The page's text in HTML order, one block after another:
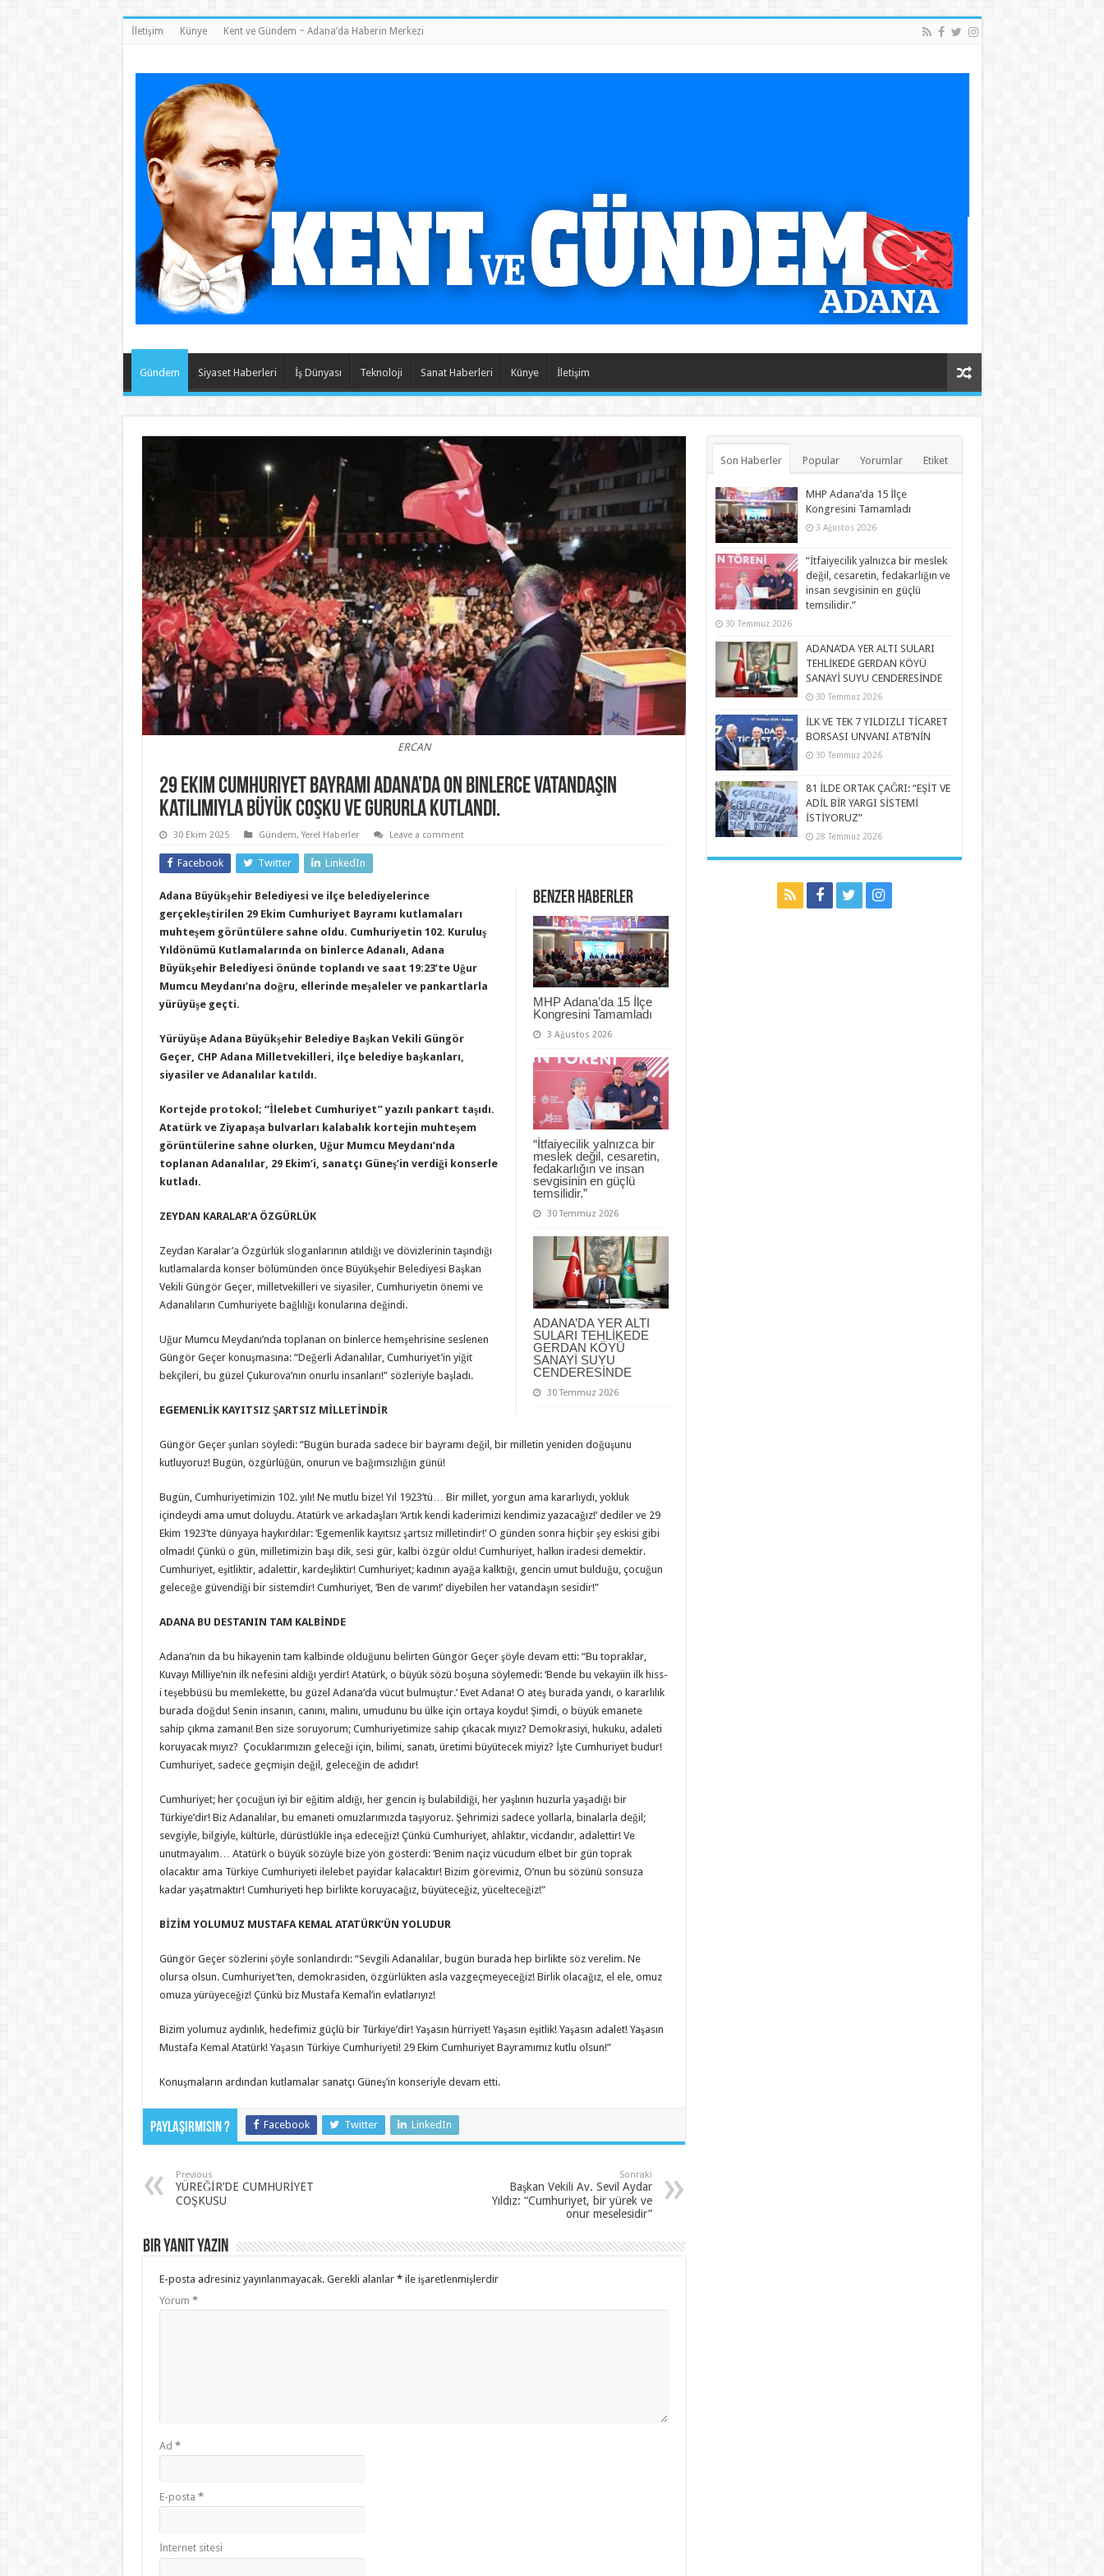
İletişim Künye Kent ve Gündem ~ Adana’da Haberin Merkezi
Gündem Siyaset Haberleri İş Dünyası Teknoloji Sanat Haberleri Künye İletişim
ERCAN
29 Ekim Cumhuriyet Bayramı Adana’da on binlerce vatandaşın
katılımıyla büyük coşku ve gururla kutlandı.
30 Ekim 2025 Gündem,Yerel Haberler Leave a comment
Facebook Twitter LinkedIn
Benzer Haberler
MHP Adana’da 15 İlçe
Kongresini Tamamladı
3 Ağustos 2026
“İtfaiyecilik yalnızca bir
meslek değil, cesaretin,
fedakarlığın ve insan
sevgisinin en güçlü
temsilidir.”
30 Temmuz 2026
ADANA’DA YER ALTI
SULARI TEHLİKEDE
GERDAN KÖYÜ
SANAYİ SUYU
CENDERESİNDE
30 Temmuz 2026
Adana Büyükşehir Belediyesi ve ilçe belediyelerince
gerçekleştirilen 29 Ekim Cumhuriyet Bayramı kutlamaları
muhteşem görüntülere sahne oldu. Cumhuriyetin 102. Kuruluş
Yıldönümü Kutlamalarında on binlerce Adanalı, Adana
Büyükşehir Belediyesi önünde toplandı ve saat 19:23’te Uğur
Mumcu Meydanı’na doğru, ellerinde meşaleler ve pankartlarla
yürüyüşe geçti.
Yürüyüşe Adana Büyükşehir Belediye Başkan Vekili Güngör
Geçer, CHP Adana Milletvekilleri, ilçe belediye başkanları,
siyasiler ve Adanalılar katıldı.
Kortejde protokol; “İlelebet Cumhuriyet” yazılı pankart taşıdı.
Atatürk ve Ziyapaşa bulvarları kalabalık kortejin muhteşem
görüntülerine sahne olurken, Uğur Mumcu Meydanı’nda
toplanan Adanalılar, 29 Ekim’i, sanatçı Güneş’in verdiği konserle
kutladı.
ZEYDAN KARALAR’A ÖZGÜRLÜK
Zeydan Karalar’a Özgürlük sloganlarının atıldığı ve dövizlerinin taşındığı
kutlamalarda konser bölümünden önce Büyükşehir Belediyesi Başkan
Vekili Güngör Geçer, milletvekilleri ve siyasiler, Cumhuriyetin önemi ve
Adanalıların Cumhuriyete bağlılığı konularına değindi.
Uğur Mumcu Meydanı’nda toplanan on binlerce hemşehrisine seslenen
Güngör Geçer konuşmasına: “Değerli Adanalılar, Cumhuriyet’in yiğit
bekçileri, bu güzel Çukurova’nın onurlu insanları!” sözleriyle başladı.
EGEMENLİK KAYITSIZ ŞARTSIZ MİLLETİNDİR
Güngör Geçer şunları söyledi: “Bugün burada sadece bir bayramı değil, bir milletin yeniden doğuşunu
kutluyoruz! Bugün, özgürlüğün, onurun ve bağımsızlığın günü!
Bugün, Cumhuriyetimizin 102. yılı! Ne mutlu bize! Yıl 1923’tü… Bir millet, yorgun ama kararlıydı, yokluk
içindeydi ama umut doluydu. Atatürk ve arkadaşları ‘Artık kendi kaderimizi kendimiz yazacağız!’ dediler ve 29
Ekim 1923’te dünyaya haykırdılar: ‘Egemenlik kayıtsız şartsız milletindir!’ O günden sonra hiçbir şey eskisi gibi
olmadı! Çünkü o gün, milletimizin başı dik, sesi gür, kalbi özgür oldu! Cumhuriyet, halkın iradesi demektir.
Cumhuriyet, eşitliktir, adalettir, kardeşliktir! Cumhuriyet; kadının ayağa kalktığı, gencin umut bulduğu, çocuğun
geleceğe güvendiği bir sistemdir! Cumhuriyet, ‘Ben de varım!’ diyebilen her vatandaşın sesidir!”
ADANA BU DESTANIN TAM KALBİNDE
Adana’nın da bu hikayenin tam kalbinde olduğunu belirten Güngör Geçer şöyle devam etti: “Bu topraklar,
Kuvayı Milliye’nin ilk nefesini aldığı yerdir! Atatürk, o büyük sözü boşuna söylemedi: ‘Bende bu vekayiin ilk hiss-
i teşebbüsü bu memlekette, bu güzel Adana’da vücut bulmuştur.’ Evet Adana! O ateş burada yandı, o kararlılık
burada doğdu! Senin insanın, canını, malını, umudunu bu ülke için ortaya koydu! Şimdi, o büyük emanete
sahip çıkma zamanı! Ben size soruyorum; Cumhuriyetimize sahip çıkacak mıyız? Demokrasiyi, hukuku, adaleti
koruyacak mıyız? Çocuklarımızın geleceği için, bilimi, sanatı, üretimi büyütecek miyiz? İşte Cumhuriyet budur!
Cumhuriyet, sadece geçmişin değil, geleceğin de adıdır!
Cumhuriyet; her çocuğun iyi bir eğitim aldığı, her gencin iş bulabildiği, her yaşlının huzurla yaşadığı bir
Türkiye’dir! Biz Adanalılar, bu emaneti omuzlarımızda taşıyoruz. Şehrimizi sadece yollarla, binalarla değil;
sevgiyle, bilgiyle, kültürle, dürüstlükle inşa edeceğiz! Çünkü Cumhuriyet, ahlaktır, vicdandır, adalettir! Ve
unutmayalım… Atatürk o büyük sözüyle bize yön gösterdi: ‘Benim naçiz vücudum elbet bir gün toprak
olacaktır ama Türkiye Cumhuriyeti ilelebet payidar kalacaktır! Bizim görevimiz, O’nun bu sözünü sonsuza
kadar yaşatmaktır! Cumhuriyeti hep birlikte koruyacağız, büyüteceğiz, yücelteceğiz!”
BİZİM YOLUMUZ MUSTAFA KEMAL ATATÜRK’ÜN YOLUDUR
Güngör Geçer sözlerini şöyle sonlandırdı: “Sevgili Adanalılar, bugün burada hep birlikte söz verelim. Ne
olursa olsun. Cumhuriyet’ten, demokrasiden, özgürlükten asla vazgeçmeyeceğiz! Birlik olacağız, el ele, omuz
omuza yürüyeceğiz! Çünkü biz Mustafa Kemal’in evlatlarıyız!
Bizim yolumuz aydınlık, hedefimiz güçlü bir Türkiye’dir! Yaşasın hürriyet! Yaşasın eşitlik! Yaşasın adalet! Yaşasın
Mustafa Kemal Atatürk! Yaşasın Türkiye Cumhuriyeti! 29 Ekim Cumhuriyet Bayramımız kutlu olsun!”
Konuşmaların ardından kutlamalar sanatçı Güneş’in konseriyle devam etti.
Paylaşırmısın ? Facebook Twitter LinkedIn
Previous
YÜREĞİR’DE CUMHURİYET
COŞKUSU
Sonraki
Başkan Vekili Av. Sevil Aydar
Yıldız: “Cumhuriyet, bir yürek ve
onur meselesidir”
Bir yanıt yazın
E-posta adresiniz yayınlanmayacak. Gerekli alanlar *ile işaretlenmişlerdir
Yorum *
Ad *
E-posta *
İnternet sitesi
Son Haberler Popular Yorumlar Etiket
MHP Adana’da 15 İlçe
Kongresini Tamamladı
3 Ağustos 2026
“İtfaiyecilik yalnızca bir meslek
değil, cesaretin, fedakarlığın ve
insan sevgisinin en güçlü
temsilidir.”
30 Temmuz 2026
ADANA’DA YER ALTI SULARI
TEHLİKEDE GERDAN KÖYÜ
SANAYİ SUYU CENDERESİNDE
30 Temmuz 2026
İLK VE TEK 7 YILDIZLI TİCARET
BORSASI UNVANI ATB’NİN
30 Temmuz 2026
81 İLDE ORTAK ÇAĞRI: “EŞİT VE
ADİL BİR YARGI SİSTEMİ
İSTİYORUZ”
28 Temmuz 2026